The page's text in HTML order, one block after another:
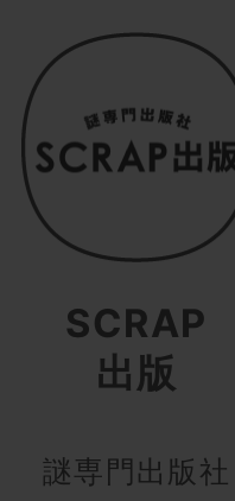
SCRAP
出版
謎専門出版社